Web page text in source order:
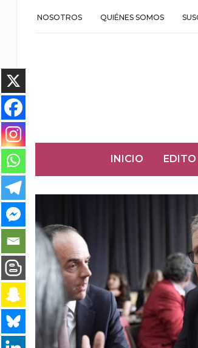
NOSOTROS QUIÉNES SOMOS
INICIO EDITO